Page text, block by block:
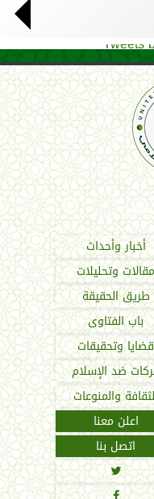
Tweets
أخبار وأحداث
مقالات وتحليلات
طريق الحقيقة
باب الفتاوى
قضايا وتحقيقات
ضد الإسلام
والمنوعات
اعلن معنا
اتصل بنا
